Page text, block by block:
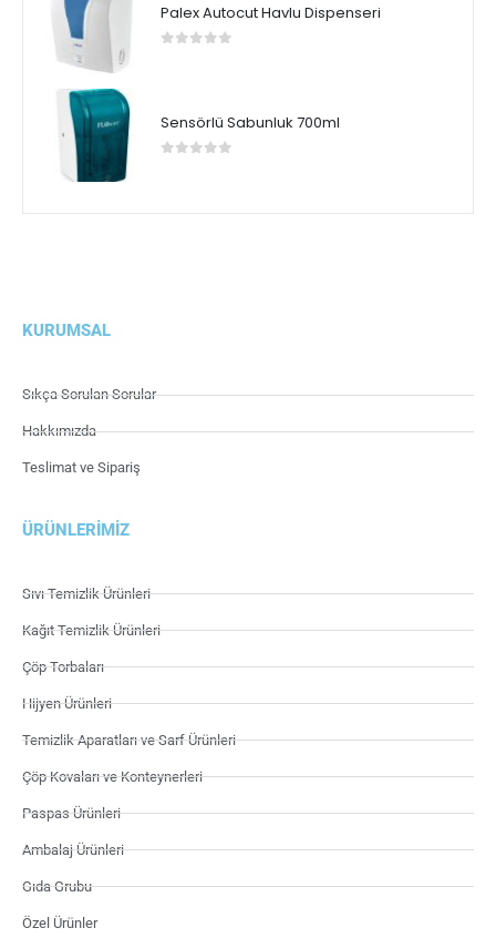
Palex Autocut Havlu Dispenseri
Sensörlü Sabunluk 700ml
KURUMSAL
Sıkça Sorulan Sorular
Hakkımızda
Teslimat ve Sipariş
ÜRÜNLERIMIZ
Sıvı Temizlik Ürünleri
Kağıt Temizlik Ürünleri
Çöp Torbaları
Hijyen Ürünleri
Temizlik Aparatları ve Sarf Ürünleri
Çöp Kovaları ve Konteynerleri
Paspas Ürünleri
Ambalaj Ürünleri
Gıda Grubu
Özel Ürünler